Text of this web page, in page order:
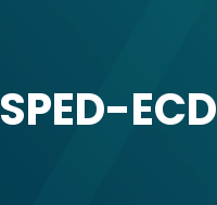
SPED-ECD